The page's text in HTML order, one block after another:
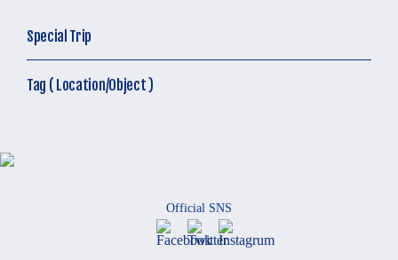
Special Trip
Tag ( Location/Object )
Official SNS